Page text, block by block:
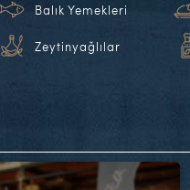
Balık Yemekleri
Zeytinyağlılar